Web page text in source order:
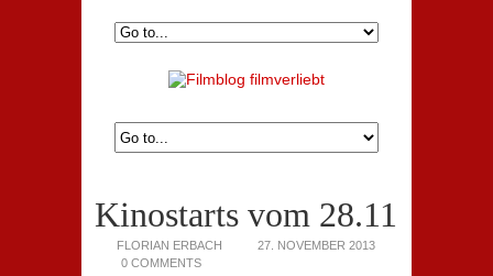
Kinostarts vom 28.11
FLORIAN ERBACH
27. NOVEMBER 2013
0 COMMENTS